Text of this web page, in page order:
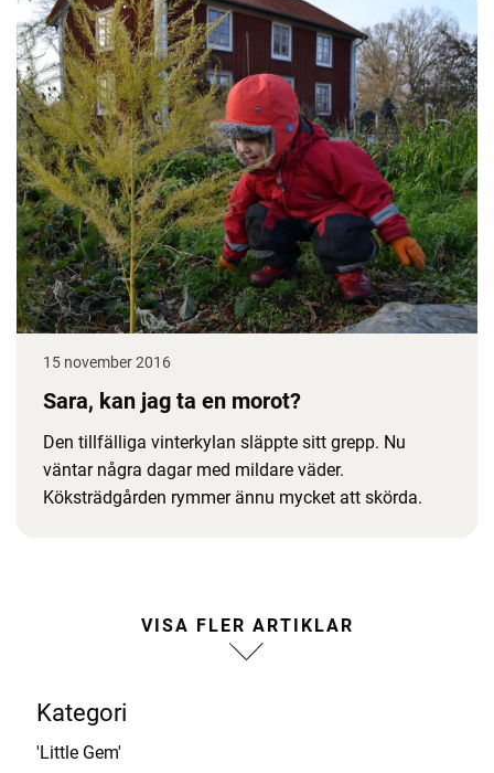
15 november 2016
Sara, kan jag ta en morot?
Den tillfälliga vinterkylan släppte sitt grepp. Nu
väntar några dagar med mildare väder.
Köksträdgården rymmer ännu mycket att skörda.
Kategori
'Little Gem'